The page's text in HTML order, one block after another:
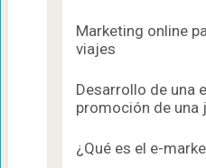
Marketing online
viajes
Desarrollo de una
promoción de una
¿Qué es el e-